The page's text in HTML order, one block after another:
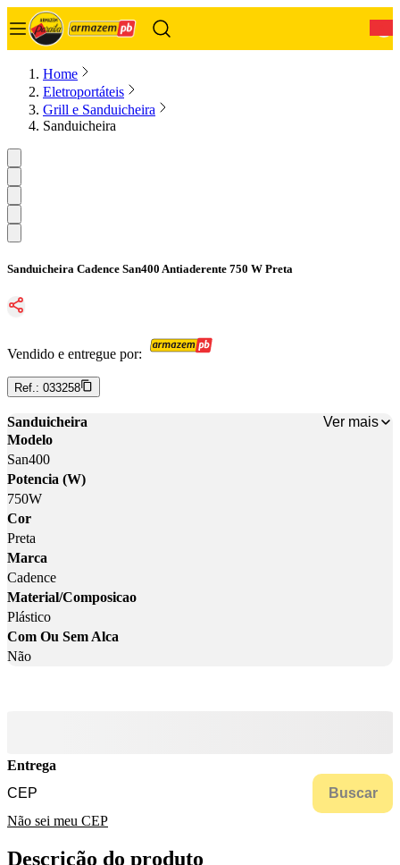
Home
Eletroportáteis
Grill e Sanduicheira
Sanduicheira
Sanduicheira Cadence San400 Antiaderente 750 W Preta
Vendido e entregue por:
Ref.: 033258
Sanduicheira
Ver mais
Modelo
San400
Potencia (W)
750W
Cor
Preta
Marca
Cadence
Material/Composicao
Plástico
Com Ou Sem Alca
Não
Entrega
Buscar
Não sei meu CEP
Descrição do produto